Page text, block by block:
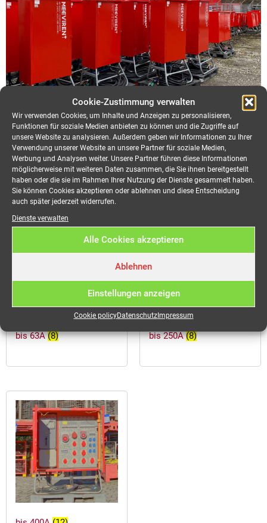
Cookie-Zustimmung verwalten
Wir verwenden Cookies, um Inhalte und Anzeigen zu personalisieren,
Funktionen für soziale Medien anbieten zu können und die Zugriffe auf
unsere Website zu analysieren. Außerdem geben wir Informationen zu Ihrer
Verwendung unserer Website an unsere Partner für soziale Medien,
Werbung und Analysen weiter. Unsere Partner führen diese Informationen
möglicherweise mit weiteren Daten zusammen, die Sie ihnen bereitgestellt
haben oder die sie im Rahmen Ihrer Nutzung der Dienste gesammelt haben.
Sie können Cookies akzeptieren oder ablehnen und diese Entscheidung
auch später jederzeit widerrufen.
Dienste verwalten
Alle Cookies akzeptieren
Ablehnen
Einstellungen anzeigen
Cookie policyDatenschutzImpressum
Startseite»Shop»Verteilerschrank
bis 63A(8) bis 250A(8)